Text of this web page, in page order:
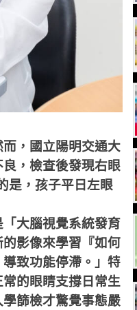
，國立陽明交通大
，檢查後發現右眼
是，孩子平日左眼
大腦視覺系統發育
影像來學習『如何
致功能停滯。」特
的眼睛支撐日常生
篩檢才驚覺事態嚴